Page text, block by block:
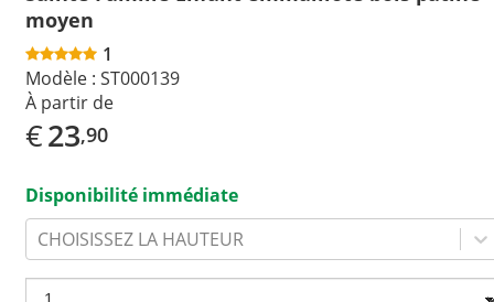
moyen
1
Modèle : ST000139
À partir de
€23,90
Disponibilité immédiate
CHOISISSEZ LA HAUTEUR